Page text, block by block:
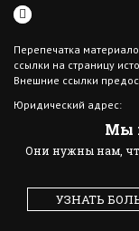
Перепечатка
ссылки на страницу
Внешние ссылки
Юридический адрес:
Brooklyn NY 11204
© 2015 ForumDaily inc.
Designed By иskra*
Мы
Они нужны нам,
УЗНАТЬ